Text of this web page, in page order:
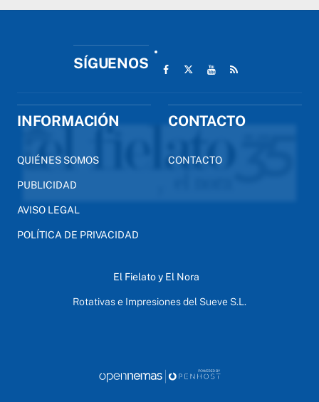
SÍGUENOS
INFORMACIÓN
QUIÉNES SOMOS
PUBLICIDAD
AVISO LEGAL
POLÍTICA DE PRIVACIDAD
CONTACTO
CONTACTO
El Fielato y El Nora
Rotativas e Impresiones del Sueve S.L.